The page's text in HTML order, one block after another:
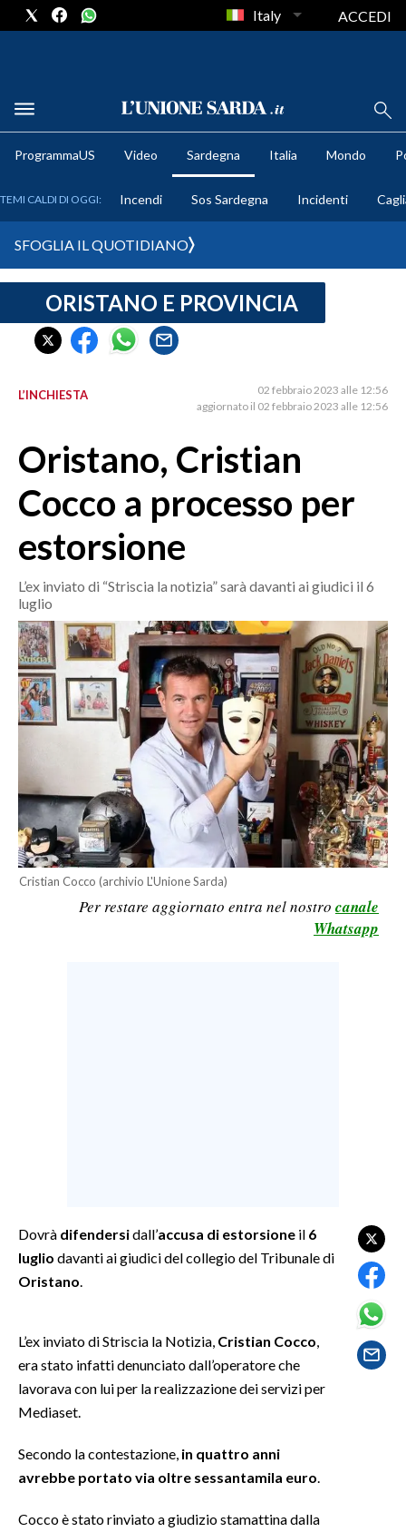
METEO
CRONACA SARDEGNA
CAGLIARI
SULCIS IGLESIENTE
SASSARI E PROVINCIA
GALLURA
OGLIASTRA
AGENDA
CRONACA
ITALIA
MONDO
POLITICA
ECONOMIA
SERVIZI ALLE IMPRESE
LAVORO
BANDI
SPORT IN SARDEGNA
SPETTACOLI
SALUTE
SARDEGNA TURISMO
NOTIZIE
Italy ACCEDI
ProgrammaUS Video Sardegna Italia Mondo
TEMI CALDI DI OGGI: Incendi Sos Sardegna Incidenti
SFOGLIA IL QUOTIDIANO
ORISTANO E PROVINCIA
L’INCHIESTA
02 febbraio 2023 alle 12:56
aggiornato il 02 febbraio 2023 alle 12:56
Oristano, Cristian
Cocco a processo per
estorsione
L’ex inviato di “Striscia la notizia” sarà davanti ai giudici il 6
luglio
Cristian Cocco (archivio L'Unione Sarda)
Per restare aggiornato entra nel nostro canale
Whatsapp
Dovrà difendersidall’accusa di estorsione il 6
luglio davanti ai giudici del collegio del Tribunale di
Oristano
L’ex inviato di Striscia la Notizia, Cristian Cocco
era stato infatti denunciato dall’operatore che
lavorava con lui per la realizzazione dei servizi per
Mediaset.
Secondo la contestazione, in quattro anni
avrebbe portato via oltre sessantamila euro
Cocco è stato rinviato a giudizio stamattina dalla